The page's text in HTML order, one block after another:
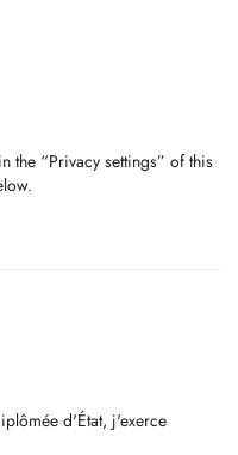
the “Privacy settings” of this
d'État, j'exerce